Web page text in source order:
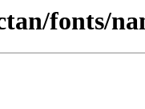
fonts/